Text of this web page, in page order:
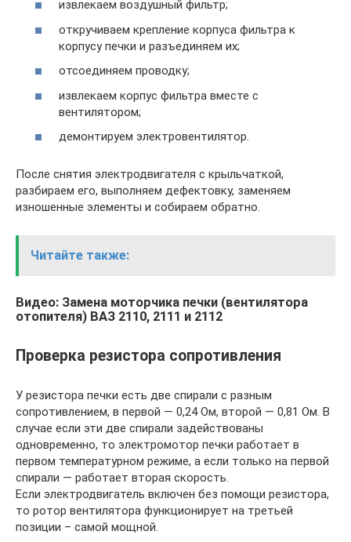
извлекаем воздушный фильтр;
откручиваем крепление корпуса фильтра к
корпусу печки и разъединяем их;
отсоединяем проводку;
извлекаем корпус фильтра вместе с
вентилятором;
демонтируем электровентилятор.
После снятия электродвигателя с крыльчаткой,
разбираем его, выполняем дефектовку, заменяем
изношенные элементы и собираем обратно.
Читайте также:
Видео: Замена моторчика печки (вентилятора
отопителя) ВАЗ 2110, 2111 и 2112
Проверка резистора сопротивления
У резистора печки есть две спирали с разным
сопротивлением, в первой — 0,24 Ом, второй — 0,81 Ом. В
случае если эти две спирали задействованы
одновременно, то электромотор печки работает в
первом температурном режиме, а если только на первой
спирали — работает вторая скорость.
Если электродвигатель включен без помощи резистора,
то ротор вентилятора функционирует на третьей
позиции – самой мощной.